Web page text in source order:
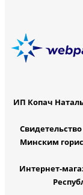
ИП Копач
Минским
Интернет-